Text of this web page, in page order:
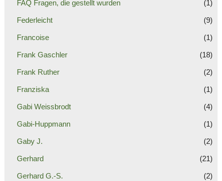
FAQ Fragen, die gestellt wurden (1)
Federleicht (9)
Francoise (1)
Frank Gaschler (18)
Frank Ruther (2)
Franziska (1)
Gabi Weissbrodt (4)
Gabi-Huppmann (1)
Gaby J. (2)
Gerhard (21)
Gerhard G.-S. (2)